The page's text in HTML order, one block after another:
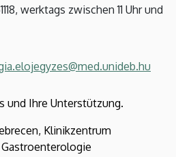
werktags zwischen 11 Uhr und
und Ihre Unterstützung.
Klinikzentrum